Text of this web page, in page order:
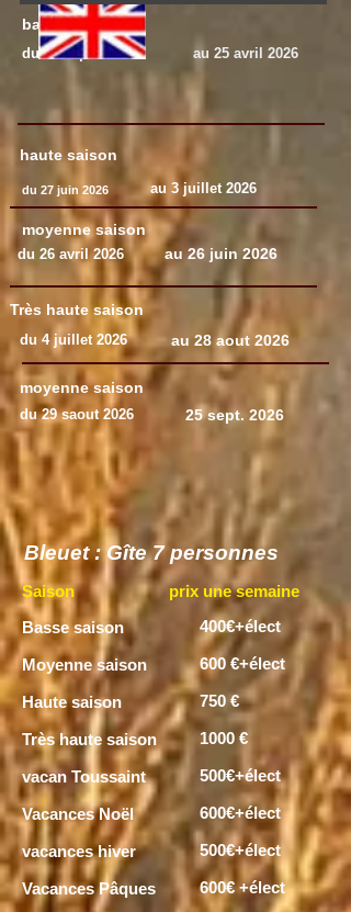
basse saison
du 27 sept. 2025 au 25 avril 2026
haute saison
du 27 juin 2026 au 3 juillet 2026
moyenne saison
du 26 avril 2026 au 26 juin 2026
Très haute saison
du 4 juillet 2026 au 28 aout 2026
moyenne saison
du 29 saout 2026 25 sept. 2026
Bleuet : Gîte 7 personnes
Saison
prix une semaine
Basse saison
Moyenne saison
Haute saison
Très haute saison
vacan Toussaint
Vacances Noël
vacances hiver
Vacances Pâques
400€+élect
600 €+élect
750 €
1000 €
500€+élect
600€+élect
500€+élect
600€ +élect